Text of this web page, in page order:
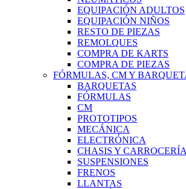
EQUIPACIÓN ADULTOS
EQUIPACIÓN NIÑOS
RESTO DE PIEZAS
REMOLQUES
COMPRA DE KARTS
COMPRA DE PIEZAS
FÓRMULAS, CM Y
BARQUETAS
FÓRMULAS
CM
PROTOTIPOS
MECÁNICA
ELECTRÓNICA
CHASIS Y CARROCERÍA
SUSPENSIONES
FRENOS
LLANTAS